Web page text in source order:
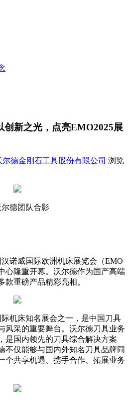
创新之光，点亮EMO2025展
尔德金刚石工具股份有限公司 浏览
德团队合影
诺威国际欧洲机床展览会（EMO
心隆重开幕。沃尔德作为国产高端
款重磅产品精彩亮相。
机床知名展会之一，是中国刀具
风采的重要舞台。沃尔德刀具业务
是国内领先的刀具综合解决方案
不仅能够与国内外知名刀具品牌同
个共享机遇、携手合作、拓展业务